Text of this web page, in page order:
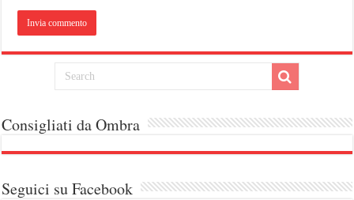
Consigliati da Ombra
Seguici su Facebook